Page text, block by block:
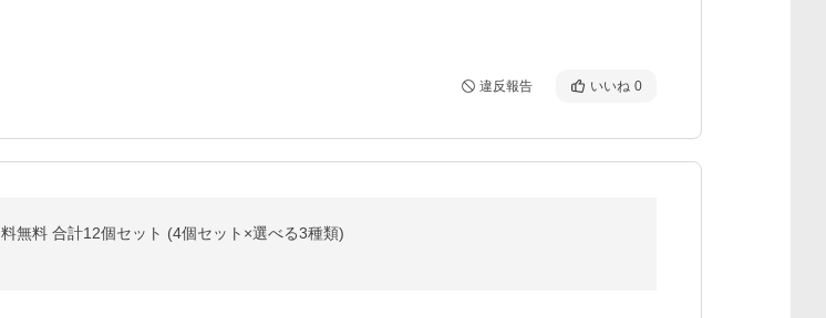
違反報告 いいね 0
無料 合計12個セット (4個セット×選べる3種類)